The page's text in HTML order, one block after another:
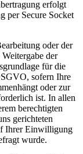
erfolgt
per Secure Socket
oder der
der
für die
sofern Ihre
oder zur
ist. In allen
berechtigten
gerichteten
Ihrer Einwilligung
wurde.